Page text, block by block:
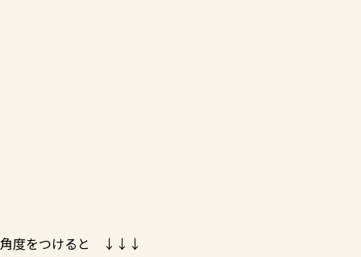
角度をつけると ↓↓↓